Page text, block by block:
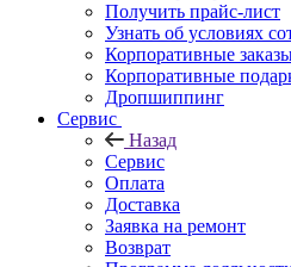
Получить прайс-лист
Узнать об условиях
Корпоративные
Корпоративные
Дропшиппинг
Сервис
Назад
Сервис
Оплата
Доставка
Заявка на ремонт
Возврат